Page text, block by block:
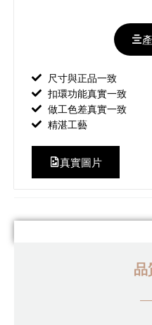
尺寸與正品一致
扣環功能真實一致
做工色差真實一致
精湛工藝
真實圖片
品